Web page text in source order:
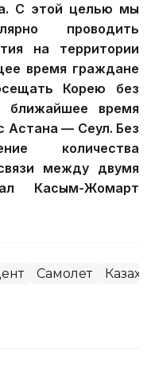
С этой целью мы
проводить
на территории
время граждане
Корею без
время
Астана — Сеул. Без
количества
между двумя
Касым-Жомарт
Самолет